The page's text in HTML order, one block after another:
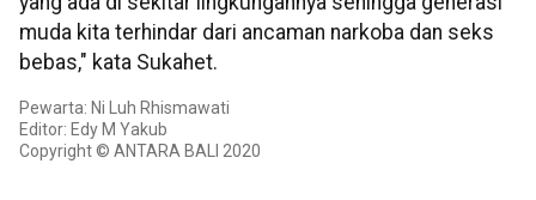
muda kita terhindar dari ancaman narkoba dan seks
bebas," kata Sukahet.
Pewarta: Ni Luh Rhismawati
Editor: Edy M Yakub
Copyright © ANTARA BALI 2020